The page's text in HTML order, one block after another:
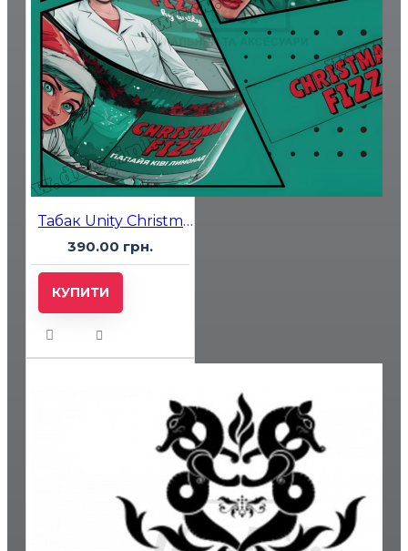
Табак Unity Christmas Fizz (Папайа Киви Лимонад) 100 гр
390.00 грн.
КУПИТИ